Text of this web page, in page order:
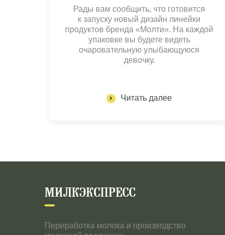
Рады вам сообщить, что готовится
к запуску новый дизайн линейки
продуктов бренда «Молти». На каждой
упаковке вы будете видеть
очаровательную улыбающуюся
девочку.
Читать далее
МИЛКЭКСПРЕСС
Переработка молока и производство